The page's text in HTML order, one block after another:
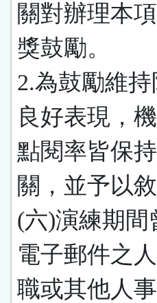
關對辦理本
獎鼓勵。
2.為鼓勵維
良好表現，
點閱率皆保
關，並予以敘
(六)演練期
電子郵件之
職或其他人